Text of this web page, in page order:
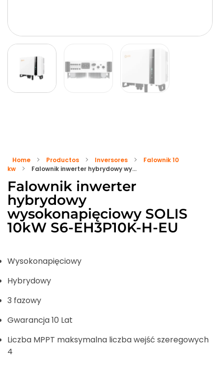
Home Productos Inversores
Falownik 10
kw
Falownik inwerter hybrydowy wy...
Falownik inwerter
hybrydowy
wysokonapięciowy SOLIS
10kW S6-EH3P10K-H-EU
Wysokonapięciowy
Hybrydowy
3 fazowy
Gwarancja 10 Lat
Liczba MPPT maksymalna liczba wejść szeregowych
4